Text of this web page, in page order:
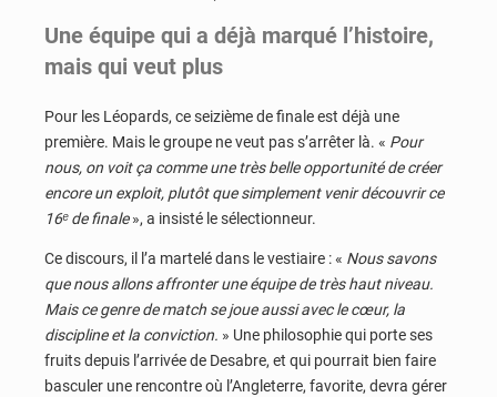
Une équipe qui a déjà marqué l’histoire,
mais qui veut plus
Pour les Léopards, ce seizième de finale est déjà une
première. Mais le groupe ne veut pas s’arrêter là. « Pour
nous, on voit ça comme une très belle opportunité de créer
encore un exploit, plutôt que simplement venir découvrir ce
16ᵉ de finale», a insisté le sélectionneur.
Ce discours, il l’a martelé dans le vestiaire : « Nous savons
que nous allons affronter une équipe de très haut niveau.
Mais ce genre de match se joue aussi avec le cœur, la
discipline et la conviction. » Une philosophie qui porte ses
fruits depuis l’arrivée de Desabre, et qui pourrait bien faire
basculer une rencontre où l’Angleterre, favorite, devra gérer